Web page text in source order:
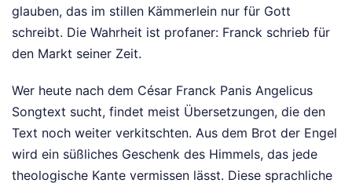
glauben, das im stillen Kämmerlein nur für Gott
schreibt. Die Wahrheit ist profaner: Franck schrieb für
den Markt seiner Zeit.
Wer heute nach dem César Franck Panis Angelicus
Songtext sucht, findet meist Übersetzungen, die den
Text noch weiter verkitschten. Aus dem Brot der Engel
wird ein süßliches Geschenk des Himmels, das jede
theologische Kante vermissen lässt. Diese sprachliche